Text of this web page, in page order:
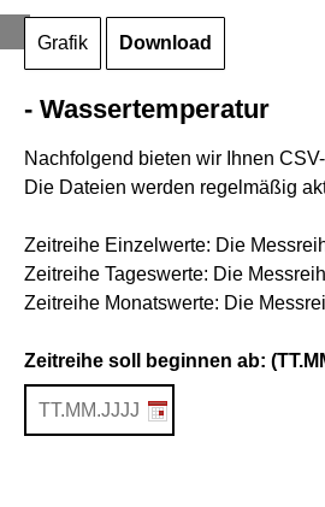
Grafik Download
- Wassertemperatur
Nachfolgend bieten wir Ihnen
Die Dateien werden regelmäßig
Zeitreihe Einzelwerte: Die
Zeitreihe Tageswerte: Die
Zeitreihe Monatswerte: Die
Zeitreihe soll beginnen ab: